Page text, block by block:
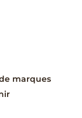
marques